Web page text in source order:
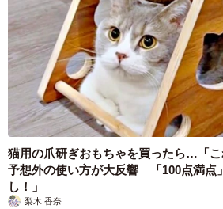
猫用の爪研ぎおもちゃを買ったら…「こ
予想外の使い方が大反響 「100点満点
し！」
梨木 香奈